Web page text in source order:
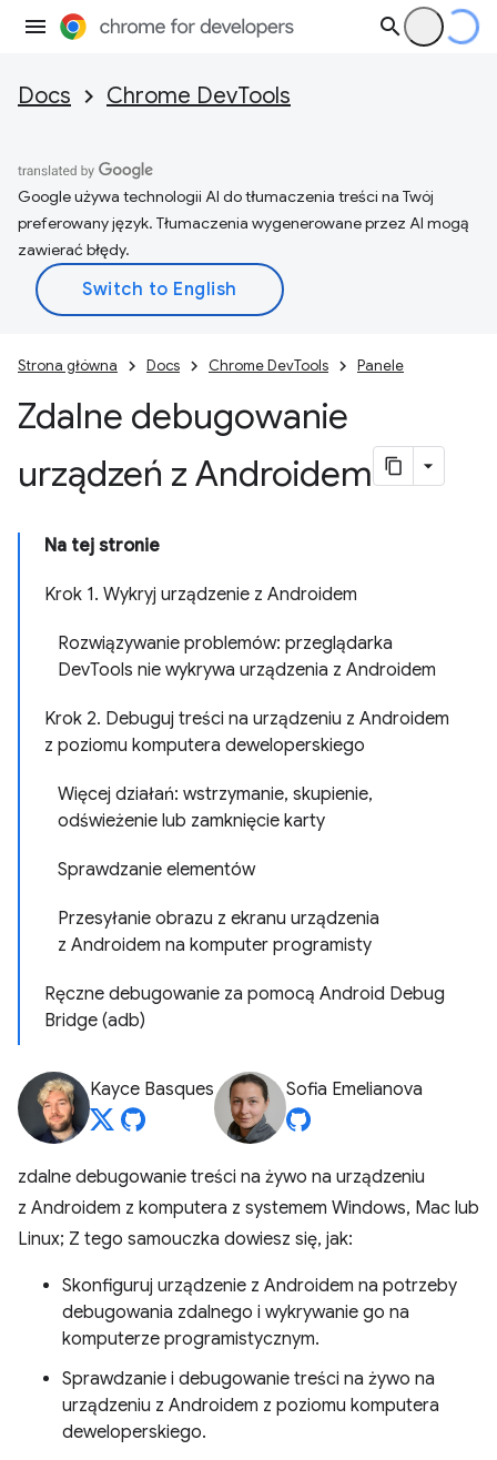
Docs Chrome DevTools
Google używa technologii AI do tłumaczenia treści na Twój
preferowany język. Tłumaczenia wygenerowane przez AI mogą
zawierać błędy.
Strona główna Docs Chrome DevTools Panele
Zdalne debugowanie
urządzeń z Androidem
Na tej stronie
Krok 1. Wykryj urządzenie z Androidem
Rozwiązywanie problemów: przeglądarka
DevTools nie wykrywa urządzenia z Androidem
Krok 2. Debuguj treści na urządzeniu z Androidem
z poziomu komputera deweloperskiego
Więcej działań: wstrzymanie, skupienie,
odświeżenie lub zamknięcie karty
Sprawdzanie elementów
Przesyłanie obrazu z ekranu urządzenia
z Androidem na komputer programisty
Ręczne debugowanie za pomocą Android Debug
Bridge (adb)
Kayce Basques Sofia Emelianova
zdalne debugowanie treści na żywo na urządzeniu
z Androidem z komputera z systemem Windows, Mac lub
Linux; Z tego samouczka dowiesz się, jak:
Skonfiguruj urządzenie z Androidem na potrzeby
debugowania zdalnego i wykrywanie go na
komputerze programistycznym.
Sprawdzanie i debugowanie treści na żywo na
urządzeniu z Androidem z poziomu komputera
deweloperskiego.